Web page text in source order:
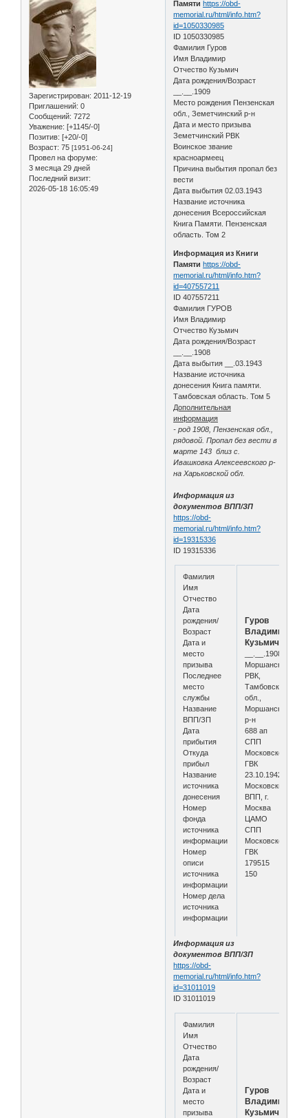
Зарегистрирован: 2011-12-19
Приглашений: 0
Сообщений: 7272
Уважение: [+1145/-0]
Позитив: [+20/-0]
Возраст: 75 [1951-06-24]
Провел на форуме:
3 месяца 29 дней
Последний визит:
2026-05-18 16:05:49
Памяти https://obd-
memorial.ru/html/info.htm?
id=1050330985
ID 1050330985
Фамилия Гуров
Имя Владимир
Отчество Кузьмич
Дата рождения/Возраст
__.__.1909
Место рождения Пензенская
обл., Земетчинский р-н
Дата и место призыва
Земетчинский РВК
Воинское звание
красноармеец
Причина выбытия пропал без
вести
Дата выбытия 02.03.1943
Название источника
донесения Всероссийская
Книга Памяти. Пензенская
область. Том 2
Информация из Книги
Памяти https://obd-
memorial.ru/html/info.htm?
id=407557211
ID 407557211
Фамилия ГУРОВ
Имя Владимир
Отчество Кузьмич
Дата рождения/Возраст
__.__.1908
Дата выбытия __.03.1943
Название источника
донесения Книга памяти.
Тамбовская область. Том 5
Дополнительная
информация
- род 1908, Пензенская обл.,
рядовой. Пропал без вести в
марте 143 близ с.
Ивашковка Алексеевского р-
на Харьковской обл.
Информация из
документов ВПП/ЗП
https://obd-
memorial.ru/html/info.htm?
id=19315336
ID 19315336
Фамилия
Имя
Отчество
Дата
рождения/
Возраст
Дата и
место
призыва
Последнее
место
службы
Название
ВПП/ЗП
Дата
прибытия
Откуда
прибыл
Название
источника
донесения
Номер
фонда
источника
информации
Номер
описи
источника
информации
Номер дела
источника
информации
Гуров
Владимир
Кузьмич
__.__.1908
Моршанский
РВК,
Тамбовская
обл.,
Моршанский
р-н
688 ап
СПП
Московского
ГВК
23.10.1942
Московский
ВПП, г.
Москва
ЦАМО
СПП
Московского
ГВК
179515
150
Информация из
документов ВПП/ЗП
https://obd-
memorial.ru/html/info.htm?
id=31011019
ID 31011019
Фамилия
Имя
Отчество
Дата
рождения/
Возраст
Дата и
место
призыва
Гуров
Владимир
Кузьмич